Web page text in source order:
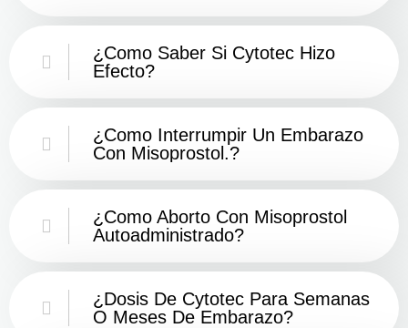
¿Como Saber Si Cytotec Hizo
Efecto?
¿como Interrumpir Un Embarazo
Con Misoprostol.?
¿Como Aborto Con Misoprostol
Autoadministrado?
¿Dosis De Cytotec Para Semanas
O Meses De Embarazo?